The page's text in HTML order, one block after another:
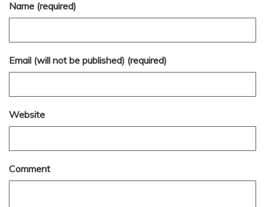
Name (required)
Email (will not be published) (required)
Website
Comment